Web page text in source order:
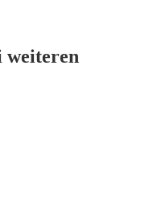
weiteren